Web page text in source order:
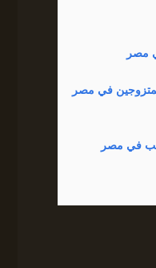
مصر
المتزوجين في مصر
في مصر